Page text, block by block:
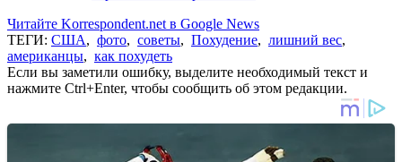
Читайте Korrespondent.net в Google News
ТЕГИ: США, фото, советы, Похудение, лишний вес,
американцы, как похудеть
Если вы заметили ошибку, выделите необходимый текст и
нажмите Ctrl+Enter, чтобы сообщить об этом редакции.